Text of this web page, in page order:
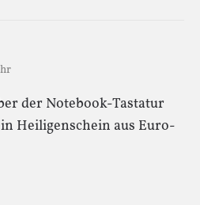
der Notebook-Tastatur
Heiligenschein aus Euro-